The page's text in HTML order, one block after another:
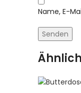
Name, E-